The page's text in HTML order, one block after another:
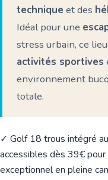
technique et des
Idéal pour une
stress urbain, ce
activités sportives
environnement
totale.
✓ Golf 18 trous intégré
accessibles dès 39€
exceptionnel en pleine